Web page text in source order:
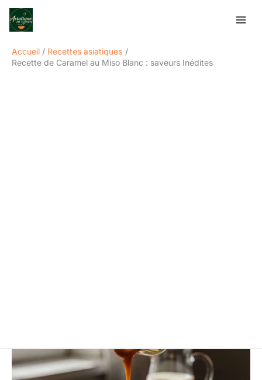
Aller
Accueil
Recettes asiatiques
Recette de Caramel au Miso Blanc : saveurs Inédites
Rechercher